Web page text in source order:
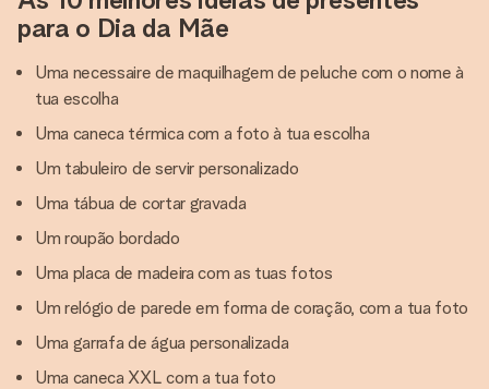
para o Dia da Mãe
Uma necessaire de maquilhagem de peluche com o nome à
tua escolha
Uma caneca térmica com a foto à tua escolha
Um tabuleiro de servir personalizado
Uma tábua de cortar gravada
Um roupão bordado
Uma placa de madeira com as tuas fotos
Um relógio de parede em forma de coração, com a tua foto
Uma garrafa de água personalizada
Uma caneca XXL com a tua foto